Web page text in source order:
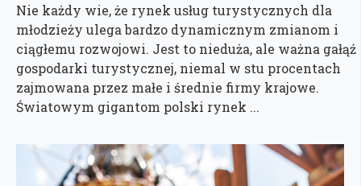
Nie każdy wie, że rynek usług turystycznych dla
młodzieży ulega bardzo dynamicznym zmianom i
ciągłemu rozwojowi. Jest to nieduża, ale ważna gałąź
gospodarki turystycznej, niemal w stu procentach
zajmowana przez małe i średnie firmy krajowe.
Światowym gigantom polski rynek ...